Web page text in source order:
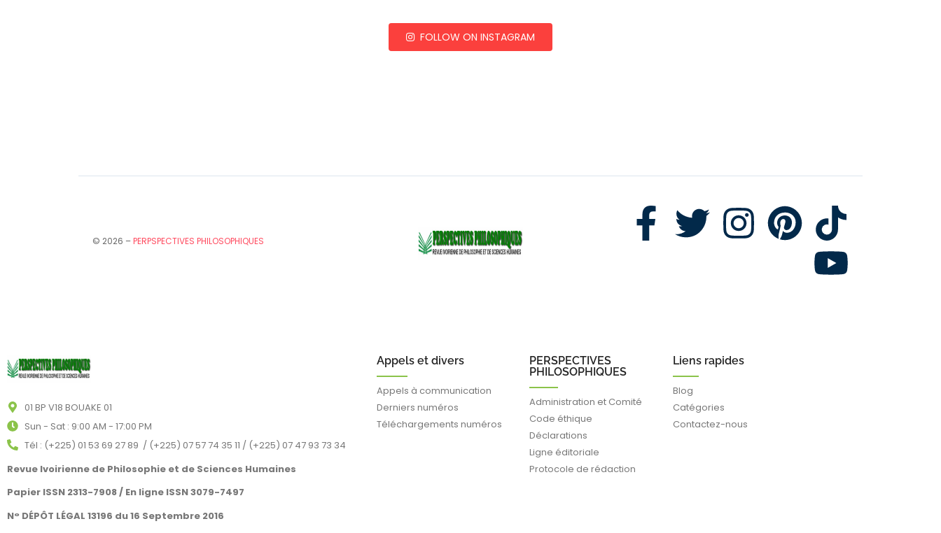
FOLLOW ON INSTAGRAM
© 2026 –PERPSPECTIVES PHILOSOPHIQUES
01 BP V18 BOUAKE 01
Sun - Sat : 9:00 AM - 17:00 PM
Tél : (+225) 01 53 69 27 89 / (+225) 07 57 74 35 11 / (+225) 07 47 93 73 34
Revue Ivoirienne de Philosophie et de Sciences Humaines
Papier ISSN 2313-7908 / En ligne ISSN 3079-7497
N° DÉPÔT LÉGAL 13196 du 16 Septembre 2016
Appels et divers
Appels à communication
Derniers numéros
Téléchargements numéros
PERSPECTIVES
PHILOSOPHIQUES
Administration et Comité
Code éthique
Déclarations
Ligne éditoriale
Protocole de rédaction
Liens rapides
Blog
Catégories
Contactez-nous